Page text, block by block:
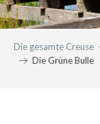
Die gesamte Creuse
Die Grüne Bulle